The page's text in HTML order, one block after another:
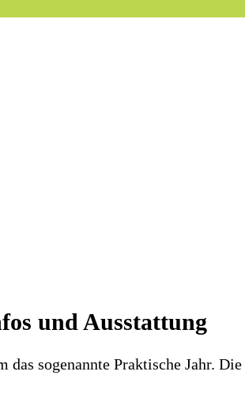
und Ausstattung
sogenannte Praktische Jahr.